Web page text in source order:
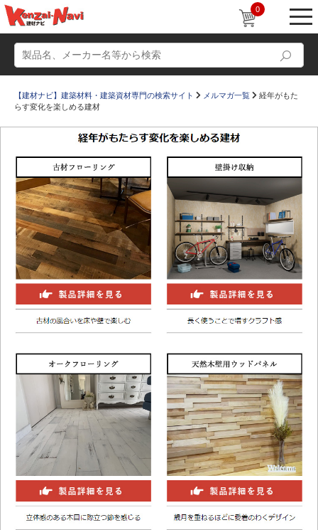
0
動画 ショールーム
かたなび コラム
すまいリング 設計士インタビュー
Q＆A 販売・施工代理店募集
お気に入り
【建材ナビ】建築材料・建築資材専門の検索サイト メルマガ一覧
経年がもた
らす変化を楽しめる建材